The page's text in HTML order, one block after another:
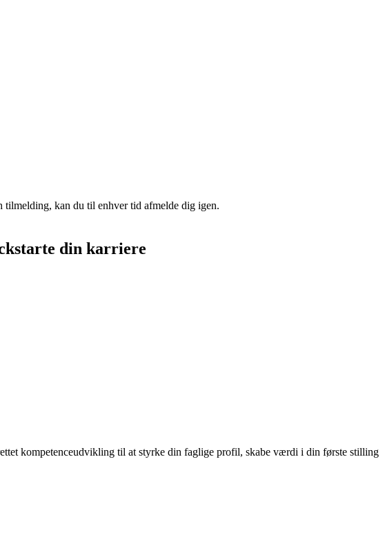
kan du til enhver tid afmelde dig igen.
din karriere
kompetenceudvikling til at styrke din faglige profil, skabe værdi i din første stilling